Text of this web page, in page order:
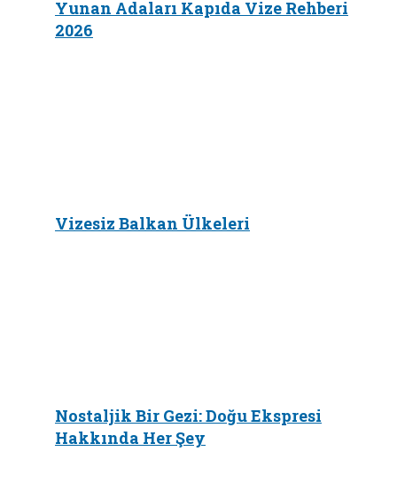
Yunan Adaları Kapıda Vize Rehberi
2026
Vizesiz Balkan Ülkeleri
Nostaljik Bir Gezi: Doğu Ekspresi
Hakkında Her Şey